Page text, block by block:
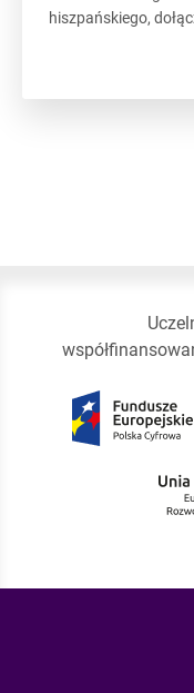
hiszpańskiego,